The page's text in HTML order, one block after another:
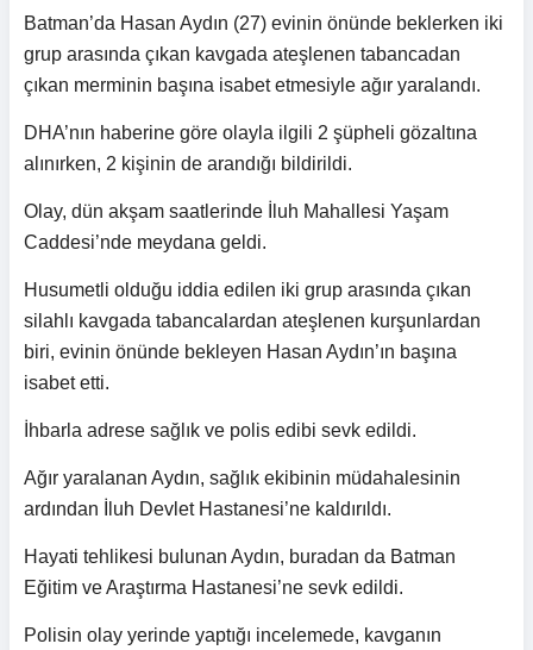
Batman’da Hasan Aydın (27) evinin önünde beklerken iki
grup arasında çıkan kavgada ateşlenen tabancadan
çıkan merminin başına isabet etmesiyle ağır yaralandı.
DHA’nın haberine göre olayla ilgili 2 şüpheli gözaltına
alınırken, 2 kişinin de arandığı bildirildi.
Olay, dün akşam saatlerinde İluh Mahallesi Yaşam
Caddesi’nde meydana geldi.
Husumetli olduğu iddia edilen iki grup arasında çıkan
silahlı kavgada tabancalardan ateşlenen kurşunlardan
biri, evinin önünde bekleyen Hasan Aydın’ın başına
isabet etti.
İhbarla adrese sağlık ve polis edibi sevk edildi.
Ağır yaralanan Aydın, sağlık ekibinin müdahalesinin
ardından İluh Devlet Hastanesi’ne kaldırıldı.
Hayati tehlikesi bulunan Aydın, buradan da Batman
Eğitim ve Araştırma Hastanesi’ne sevk edildi.
Polisin olay yerinde yaptığı incelemede, kavganın